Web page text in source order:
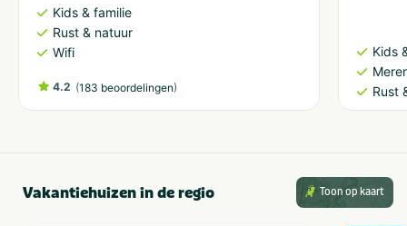
Kids & familie
Rust & natuur
Wifi
4.2 (183 beoordelingen)
Kids
Rust
Vakantiehuizen in de regio Toon op kaart